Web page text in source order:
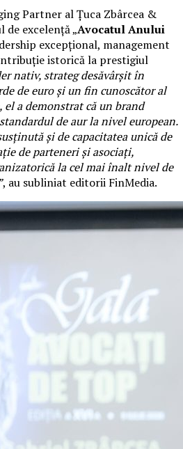
Partner al Țuca Zbârcea &
excelență „Avocatul Anului
excepțional, management
istorică la prestigiul
nativ, strateg desăvârșit în
de euro și un fin cunoscător al
a demonstrat că un brand
de aur la nivel european.
și de capacitatea unică de
de parteneri și asociați,
la cel mai înalt nivel de
, au subliniat editorii FinMedia.